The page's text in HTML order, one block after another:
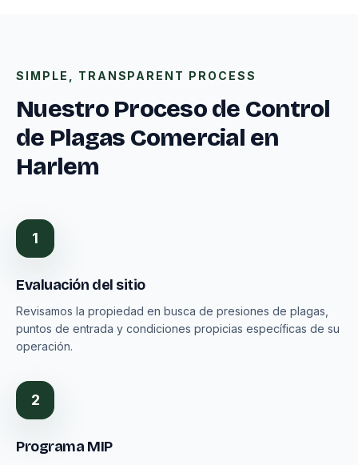
SIMPLE, TRANSPARENT PROCESS
Nuestro Proceso de Control
de Plagas Comercial en
Harlem
1
Evaluación del sitio
Revisamos la propiedad en busca de presiones de plagas,
puntos de entrada y condiciones propicias específicas de su
operación.
2
Programa MIP